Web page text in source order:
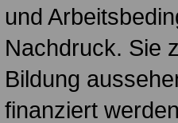
und
Nachdruck. Sie
Bildung
finanziert